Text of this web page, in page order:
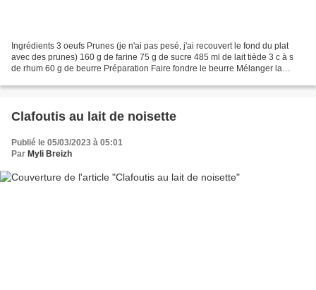
Ingrédients 3 oeufs Prunes (je n'ai pas pesé, j'ai recouvert le fond du plat
avec des prunes) 160 g de farine 75 g de sucre 485 ml de lait tiède 3 c à s
de rhum 60 g de beurre Préparation Faire fondre le beurre Mélanger la
Clafoutis au lait de noisette
Publié le 05/03/2023 à 05:01
Par Myli Breizh